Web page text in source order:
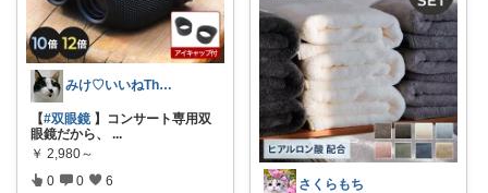
みけ♡いいねThanks☆
【#双眼鏡 】コンサート専用双
眼鏡だから、
...
￥ 2,980～
0 0 6 さくらもち